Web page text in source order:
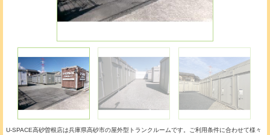
U-SPACE高砂曽根店は兵庫県高砂市の屋外型トランクルームです。ご利用条件に合わせて様々